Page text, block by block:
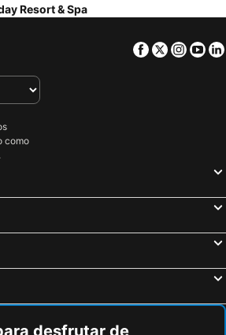
Resort & Spa
Facebook
Twitter
como